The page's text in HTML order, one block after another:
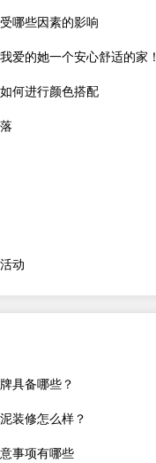
哪些因素的影响
爱的她一个安心舒适的家！
何进行颜色搭配
动
具备哪些？
装修怎么样？
事项有哪些